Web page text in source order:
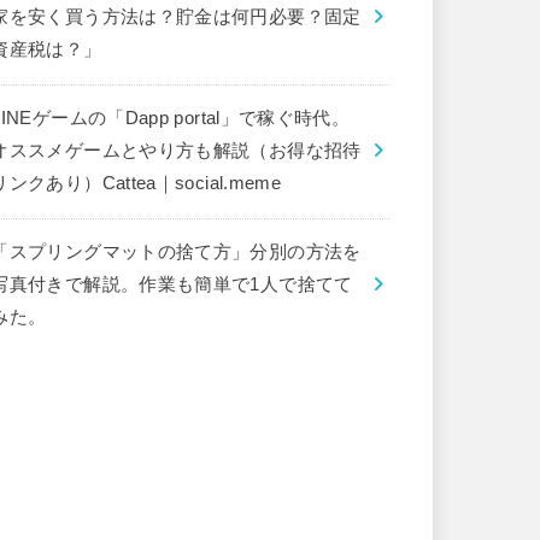
を安く買う方法は？貯金は何円必要？固定
産税は？」
ゲームの「Dapp portal」で稼ぐ時代。
ススメゲームとやり方も解説（お得な招待
ンクあり）Cattea｜social.meme
「スプリングマットの捨て方」分別の方法を
真付きで解説。作業も簡単で1人で捨てて
た。